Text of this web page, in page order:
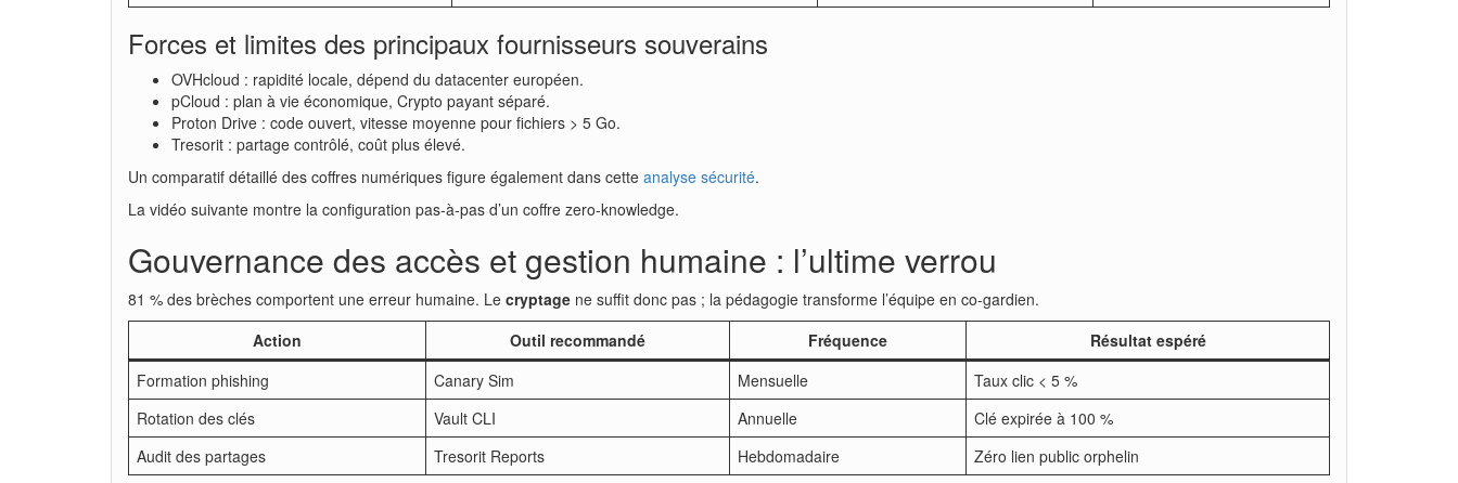
Forces et limites des principaux fournisseurs souverains
OVHcloud : rapidité locale, dépend du datacenter européen.
pCloud : plan à vie économique, Crypto payant séparé.
Proton Drive : code ouvert, vitesse moyenne pour fichiers > 5 Go.
Tresorit : partage contrôlé, coût plus élevé.
Un comparatif détaillé des coffres numériques figure également dans cette analyse sécurité.
La vidéo suivante montre la configuration pas-à-pas d’un coffre zero-knowledge.
Gouvernance des accès et gestion humaine : l’ultime verrou
81 % des brèches comportent une erreur humaine. Le cryptage ne suffit donc pas ; la pédagogie transforme l’équipe en co-gardien.
Action
Outil recommandé Fréquence
Résultat espéré
Formation phishing
Canary Sim Mensuelle
Taux clic < 5 %
Rotation des clés
Vault CLI Annuelle
Clé expirée à 100 %
Audit des partages
Tresorit Reports Hebdomadaire Zéro lien public orphelin